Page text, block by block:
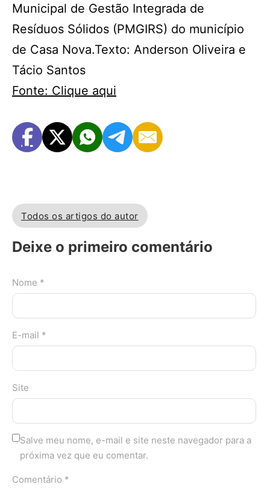
Municipal de Gestão Integrada de
Resíduos Sólidos (PMGIRS) do município
de Casa Nova.Texto: Anderson Oliveira e
Tácio Santos
Fonte: Clique aqui
Todos os artigos do autor
Deixe o primeiro comentário
Nome *
E-mail *
Site
Salve meu nome, e-mail e site neste navegador para a
próxima vez que eu comentar.
Comentário *